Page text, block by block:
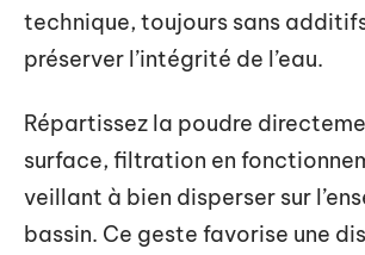
technique, toujours sans
préserver l’intégrité de l’eau.
Répartissez la poudre
surface, filtration en
veillant à bien disperser sur
bassin. Ce geste favorise une